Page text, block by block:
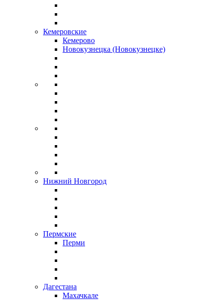
Кемеровские
Кемерово
Новокузнецка (Новокузнецке)
Нижний Новгород
Пермские
Перми
Дагестана
Махачкале